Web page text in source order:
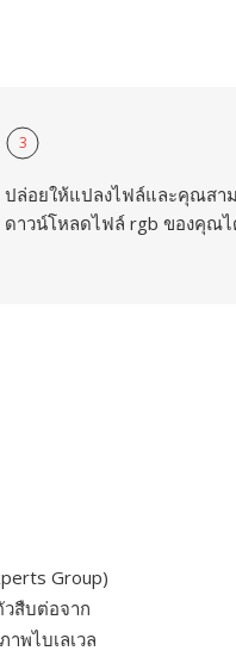
3
ปล่อยให้แปลงไฟล์และคุณสา
ดาวน์โหลดไฟล์ rgb ของคุณ
Group)
วสืบต่อจาก
พไบเลเวล